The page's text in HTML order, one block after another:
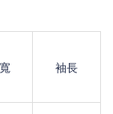
袖長